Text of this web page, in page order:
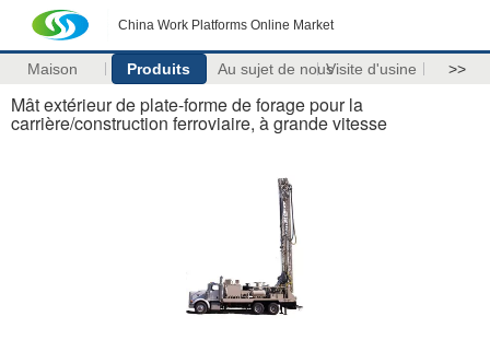
China Work Platforms Online Market
Maison Produits Au sujet de nousVisite d'usine >>
Mât extérieur de plate-forme de forage pour la
carrière/construction ferroviaire, à grande vitesse